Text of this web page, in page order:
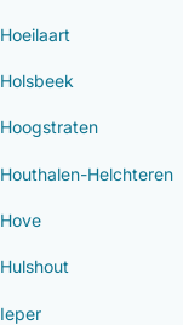
Hoeilaart
Holsbeek
Hoogstraten
Houthalen-Helchteren
Hove
Hulshout
Ieper